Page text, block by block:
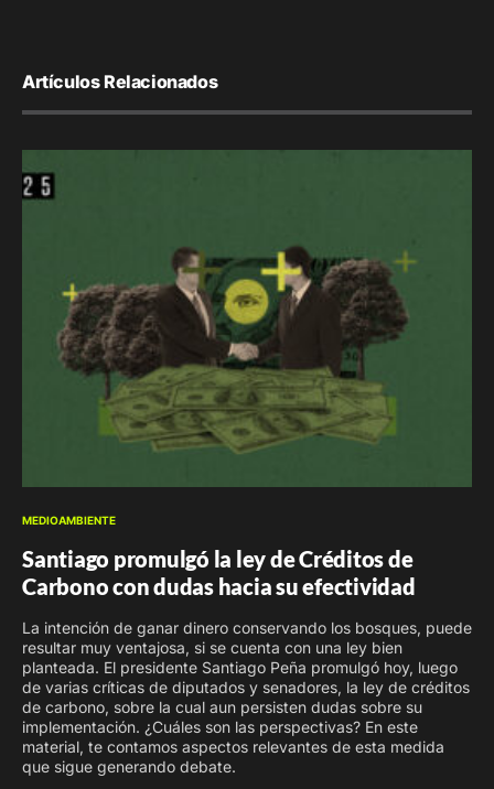
Artículos Relacionados
MEDIOAMBIENTE
Santiago promulgó la ley de Créditos de
Carbono con dudas hacia su efectividad
La intención de ganar dinero conservando los bosques, puede
resultar muy ventajosa, si se cuenta con una ley bien
planteada. El presidente Santiago Peña promulgó hoy, luego
de varias críticas de diputados y senadores, la ley de créditos
de carbono, sobre la cual aun persisten dudas sobre su
implementación. ¿Cuáles son las perspectivas? En este
material, te contamos aspectos relevantes de esta medida
que sigue generando debate.